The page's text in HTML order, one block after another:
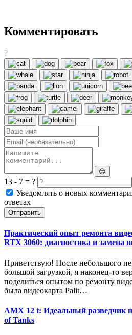
Комментировать
?
😊
13 - 7 = ?
Уведомлять о новых
ответах
Отправить
Практический опыт ремонта
RTX 3060: диагностика и замена
Приветствую! После небольшого
большой загрузкой, я наконец-то
поделиться опытом по ремонту
была видеокарта Palit…
AMX 12 t: Идеальный разведчик
of Tanks